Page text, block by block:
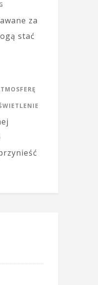
za
stać